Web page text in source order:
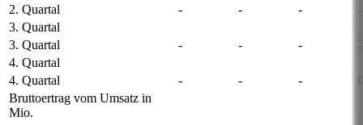
2. Quartal
- - -
-
3. Quartal
3. Quartal
- - -
-
4. Quartal
4. Quartal
- - -
Bruttoertrag vom Umsatz in
Mio.